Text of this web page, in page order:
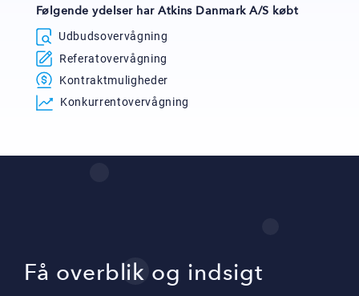
Følgende ydelser har Atkins Danmark A/S købt
Udbudsovervågning
Referatovervågning
Kontraktmuligheder
Konkurrentovervågning
Få overblik og indsigt